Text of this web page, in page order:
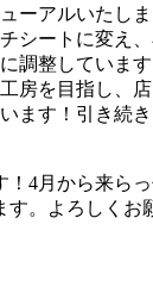
ーアルいたし
シートに変え
調整していま
房を目指し、
ます！引き続
！4月から来ら
。よろしくお